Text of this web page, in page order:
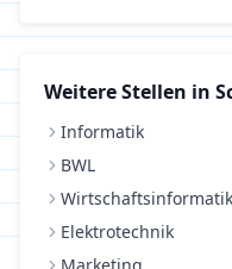
Weitere Stellen in
Informatik
BWL
Wirtschaftsinformatik
Elektrotechnik